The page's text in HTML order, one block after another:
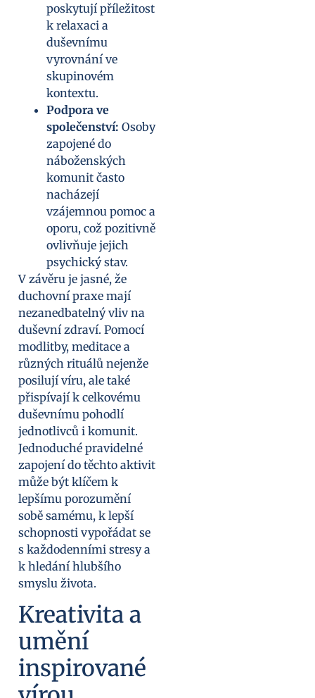
poskytují příležitost
k relaxaci a
duševnímu
vyrovnání ve
skupinovém
kontextu.
Podpora ve
společenství: Osoby
zapojené do
náboženských
komunit často
nacházejí
vzájemnou pomoc a
oporu, což pozitivně
ovlivňuje jejich
psychický stav.
V závěru je jasné, že
duchovní praxe mají
nezanedbatelný vliv na
duševní zdraví. Pomocí
modlitby, meditace a
různých rituálů nejenže
posilují víru, ale také
přispívají k celkovému
duševnímu pohodlí
jednotlivců i komunit.
Jednoduché pravidelné
zapojení do těchto aktivit
může být klíčem k
lepšímu porozumění
sobě samému, k lepší
schopnosti vypořádat se
s každodenními stresy a
k hledání hlubšího
smyslu života.
Kreativita a
umění
inspirované